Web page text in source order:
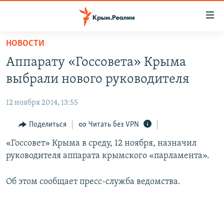
Вернуться
основному
содержанию
Вернутся
навигации
Вернутся
СПЕЦПРОЕКТЫ
КАРТА ВОЕННЫХ ОБЪЕКТОВ КРЫМА
11 ЛЕТ ОККУПАЦИИ КРЫМА. 11 ИСТОРИЙ СОПРОТИВЛЕНИЯ
ВОДА
ИСТОРИЯ
ЕЩЕ
ИНТЕРАКТИВ
ИНФОГРАФИКА
ТЕЛЕПРОЕКТ КРЫМ.РЕАЛИИ
РАДІО СВОБОДА
КАК ОБОЙТИ БЛОКИРОВКУ
Українською
НОВОСТИ
Аппарату «Госсовета» Крыма
выбрали нового руководителя
12 ноября 2014, 13:55
Поделиться Читать без VPN
«Госсовет» Крыма в среду, 12 ноября, назначил
руководителя аппарата крымского «парламента».
Об этом сообщает пресс-служба ведомства.